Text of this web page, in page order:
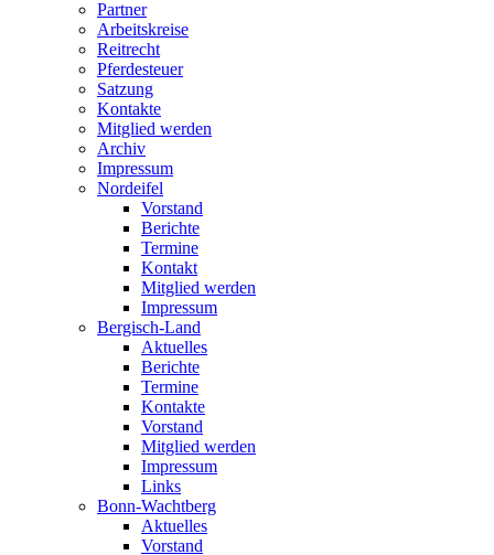
Partner
Arbeitskreise
Reitrecht
Pferdesteuer
Satzung
Kontakte
Mitglied werden
Archiv
Impressum
Nordeifel
Vorstand
Berichte
Termine
Kontakt
Mitglied werden
Impressum
Bergisch-Land
Aktuelles
Berichte
Termine
Kontakte
Vorstand
Mitglied werden
Impressum
Links
Bonn-Wachtberg
Aktuelles
Vorstand